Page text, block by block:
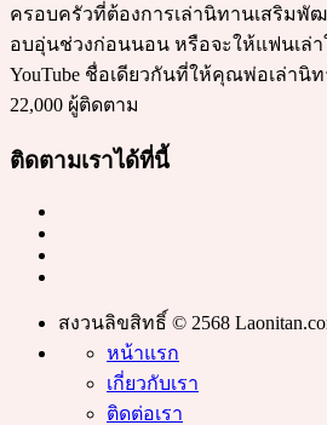
ครอบครัวที่ต้องการเล่านิทานเสริมพั
อบอุ่นช่วงก่อนนอน หรือจะให้แฟนเล่า
YouTube ชื่อเดียวกันที่ให้คุณพ่อเล่านิ
22,000 ผู้ติดตาม
ติดตามเราได้ที่นี้
สงวนลิขสิทธิ์ © 2568
หน้าแรก
เกี่ยวกับเรา
ติดต่อเรา